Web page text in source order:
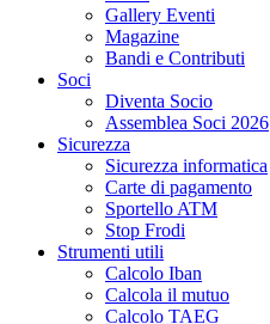
Gallery Eventi
Magazine
Bandi e Contributi
Soci
Diventa Socio
Assemblea Soci 2026
Sicurezza
Sicurezza informatica
Carte di pagamento
Sportello ATM
Stop Frodi
Strumenti utili
Calcolo Iban
Calcola il mutuo
Calcolo TAEG